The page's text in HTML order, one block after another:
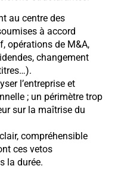
au centre des
à accord
opérations de M&A,
changement
l’entreprise et
; un périmètre trop
sur la maîtrise du
compréhensible
ces vetos
la durée.